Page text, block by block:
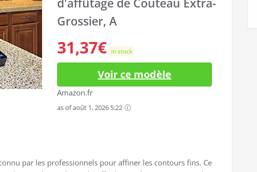
Grossier, A
31,37€ in stock
Voir ce modèle
Amazon.fr
as of août 1, 2026 5:22
par les professionnels pour affiner les contours fins. Ce